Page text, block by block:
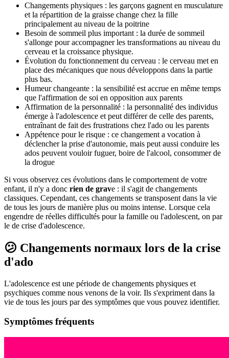
Changements physiques : les garçons gagnent en musculature
et la répartition de la graisse change chez la fille
principalement au niveau de la poitrine
Besoin de sommeil plus important : la durée de sommeil
s'allonge pour accompagner les transformations au niveau du
cerveau et la croissance physique.
Évolution du fonctionnement du cerveau : le cerveau met en
place des mécaniques que nous développons dans la partie
plus bas.
Humeur changeante : la sensibilité est accrue en même temps
que l'affirmation de soi en opposition aux parents
Affirmation de la personnalité : la personnalité des individus
émerge à l'adolescence et peut différer de celle des parents,
entraînant de fait des frustrations chez l'ado ou les parents
Appétence pour le risque : ce changement a vocation à
déclencher la prise d'autonomie, mais peut aussi conduire les
ados peuvent vouloir fuguer, boire de l'alcool, consommer de
la drogue
Si vous observez ces évolutions dans le comportement de votre
enfant, il n'y a donc rien de grave : il s'agit de changements
classiques. Cependant, ces changements se transposent dans la vie
de tous les jours de manière plus ou moins intense. Lorsque cela
engendre de réelles difficultés pour la famille ou l'adolescent, on par
le de crise d'adolescence.
😕 Changements normaux lors de la crise
d'ado
L'adolescence est une période de changements physiques et
psychiques comme nous venons de la voir. Ils s'expriment dans la
vie de tous les jours par des symptômes que vous pouvez identifier.
Symptômes fréquents